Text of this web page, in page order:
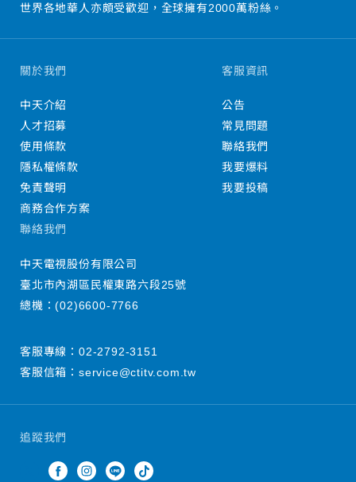
世界各地華人亦頗受歡迎，全球擁有2000萬粉絲。
追蹤我們
關於我們
中天介紹
人才招募
使用條款
隱私權條款
免責聲明
商務合作方案
客服資訊
公告
常見問題
聯絡我們
我要爆料
我要投稿
聯絡我們
中天電視股份有限公司
臺北市內湖區民權東路六段25號
總機：(02)6600-7766
客服專線： 02-2792-3151
客服信箱： service@ctitv.com.tw